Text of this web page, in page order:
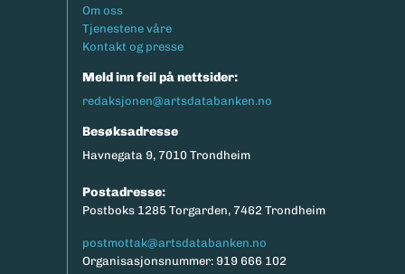
Footermeny
Om oss
Tjenestene våre
Kontakt og presse
Meld inn feil på nettsider:
redaksjonen@artsdatabanken.no
Besøksadresse
Havnegata 9, 7010 Trondheim
Postadresse:
Postboks 1285 Torgarden, 7462 Trondheim
postmottak@artsdatabanken.no
Organisasjonsnummer: 919 666 102